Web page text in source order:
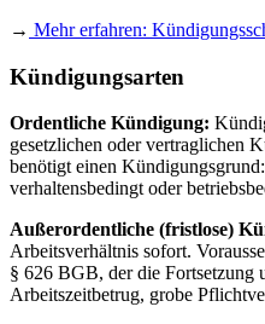
→ Mehr erfahren:
Kündigungsarten
Ordentliche Kündigung:
gesetzlichen oder vertraglichen
benötigt einen
verhaltensbedingt oder
Außerordentliche (fristlose)
Arbeitsverhältnis sofort.
§ 626 BGB, der die Fortsetzung
Arbeitszeitbetrug, grobe